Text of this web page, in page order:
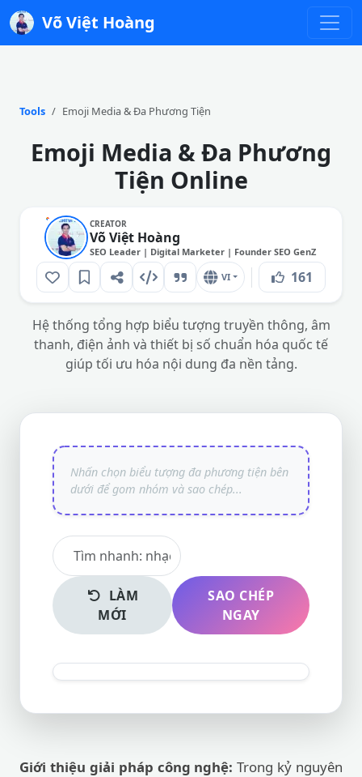
Võ Việt Hoàng
Tools Emoji Media & Đa Phương Tiện
Emoji Media & Đa Phương
Tiện Online
CREATOR
Võ Việt Hoàng
SEO Leader | Digital Marketer | Founder SEO GenZ
VI 161
Hệ thống tổng hợp biểu tượng truyền thông, âm
thanh, điện ảnh và thiết bị số chuẩn hóa quốc tế
giúp tối ưu hóa nội dung đa nền tảng.
LÀM
MỚI
SAO CHÉP
NGAY
Giới thiệu giải pháp công nghệ: Trong kỷ nguyên